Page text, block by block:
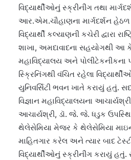
વિદ્યાર્થીઓનું સ્ક્રીનીંગ તથા
આર.એમ.ચૌહાણના માર્ગદર્શન
વિદ્યાર્થી કલ્યાણની કચેરી દ્વારા
શાખા, અમદાવાદના સહયોગથી આ
મહાવિદ્યાલય અને પોલીટેકનીકના
સ્ક્રિનિંગથી વંચિત રહેલા
યુનિવર્સિટી ભવન ખાતે કરાયું હતું.
વિજ્ઞાન મહાવિદ્યાલયના
આચાર્યશ્રી, ડૉ. જે. જે. ધડુક
થેલેસેમિયા મેજર કે થેલેસેમિયા
માહિતગાર કરેલ અને ત્યાર બાદ
વિદ્યાર્થીઓનું સ્ક્રીનીંગ કરાયું